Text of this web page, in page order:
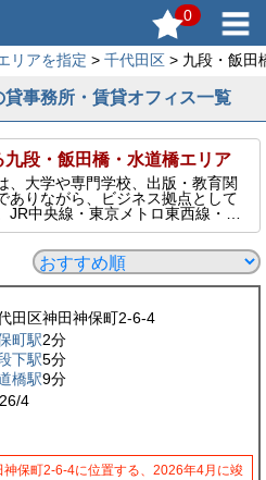
0
リアを指定 > 千代田区 > 九段・飯田
事務所・賃貸オフィス一覧
段・飯田橋・水道橋エリア
、大学や専門学校、出版・教育関
ありながら、ビジネス拠点として
中央線・東京メトロ東西線・南
利用可能で、都心主要エリアへの
企業にも適しています。多様な
そろう注目のエリアです。
田区神田神保町2-6-4
町駅2分
下駅5分
橋駅9分
4
保町2-6-4に位置する、2026年4月に竣